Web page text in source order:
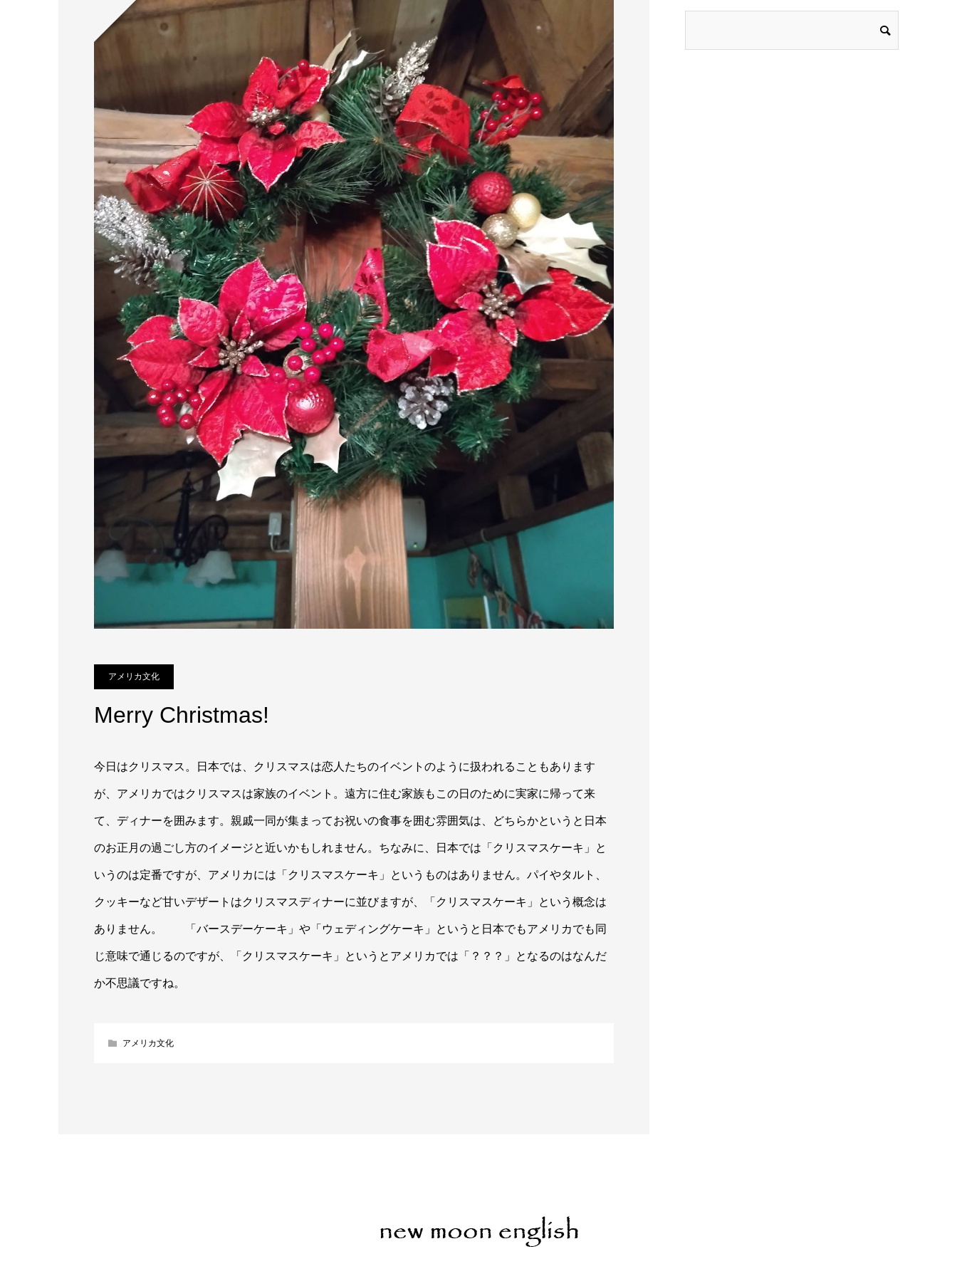
アメリカ文化
Merry Christmas!
今日はクリスマス。日本では、クリスマスは恋人たちのイベントのように扱われることもあります
が、アメリカではクリスマスは家族のイベント。遠方に住む家族もこの日のために実家に帰って来
て、ディナーを囲みます。親戚一同が集まってお祝いの食事を囲む雰囲気は、どちらかというと日本
のお正月の過ごし方のイメージと近いかもしれません。ちなみに、日本では「クリスマスケーキ」と
いうのは定番ですが、アメリカには「クリスマスケーキ」というものはありません。パイやタルト、
クッキーなど甘いデザートはクリスマスディナーに並びますが、「クリスマスケーキ」という概念は
ありません。 「バースデーケーキ」や「ウェディングケーキ」というと日本でもアメリカでも同
じ意味で通じるのですが、「クリスマスケーキ」というとアメリカでは「？？？」となるのはなんだ
か不思議ですね。
アメリカ文化